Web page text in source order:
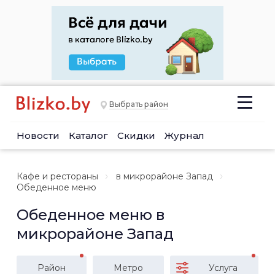
Выбрать район
Новости Каталог Скидки Журнал
Кафе и рестораны
в микрорайоне Запад
Обеденное меню
Обеденное меню в
микрорайоне Запад
Район Метро Услуга